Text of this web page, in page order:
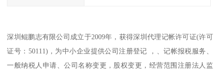
深圳鲲鹏志有限公司成立于2009年，获得深圳代理记帐许可证(许可
证号：50111)，为中小企业提供公司注册登记 ，、记帐报税服务、
一般纳税人申请、公司名称变更，股权变更，经营范围注册法人监